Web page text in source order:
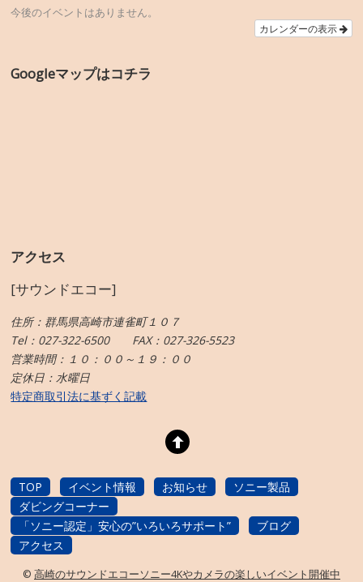
今後のイベントはありません。
カレンダーの表示
Googleマップはコチラ
アクセス
[サウンドエコー]
住所：群馬県高崎市連雀町１０７
Tel：027-322-6500 FAX：027-326-5523
営業時間：１０：００～１９：００
定休日：水曜日
特定商取引法に基ずく記載
TOP イベント情報 お知らせ
ソニー製品
ダビングコーナー
「ソニー認定」安心の”いろいろサポート”
ブログ
アクセス
© 高崎のサウンドエコーソニー4Kやカメラの楽しいイベント開催中